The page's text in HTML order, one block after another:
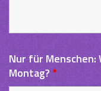
Nur für Menschen:
Montag? *